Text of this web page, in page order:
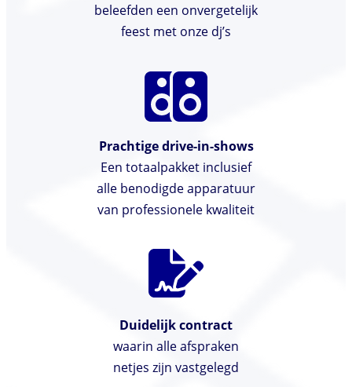
beleefden een onvergetelijk
feest met onze dj’s
Prachtige drive-in-shows
Een totaalpakket inclusief
alle benodigde apparatuur
van professionele kwaliteit
Duidelijk contract
waarin alle afspraken
netjes zijn vastgelegd